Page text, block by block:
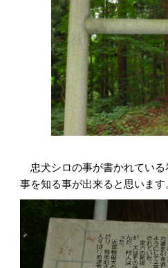
忠犬シロの事が書かれている
事を知る事が出来ると思います